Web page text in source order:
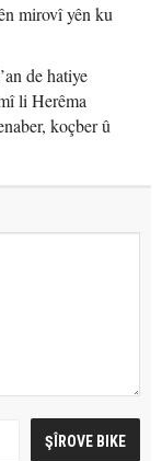
mirovî yên ku
de hatiye
li Herêma
koçber û